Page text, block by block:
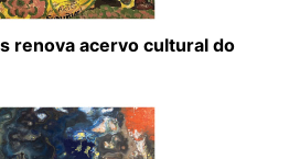
renova acervo cultural do